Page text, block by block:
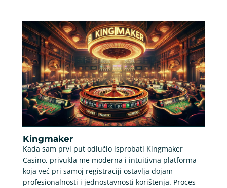
Kingmaker
Kada sam prvi put odlučio isprobati Kingmaker
Casino, privukla me moderna i intuitivna platforma
koja već pri samoj registraciji ostavlja dojam
profesionalnosti i jednostavnosti korištenja. Proces